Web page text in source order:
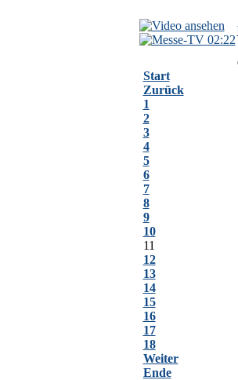
02:22
Start
Zurück
1
2
3
4
5
6
7
8
9
10
11
12
13
14
15
16
17
18
Weiter
Ende